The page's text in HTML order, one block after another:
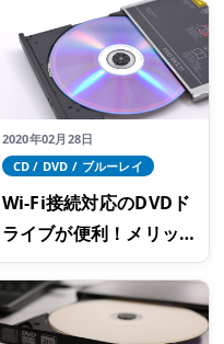
み方を解説
2020年02月28日
CD / DVD / ブルーレイ
Wi-Fi接続対応のDVDド
ライブが便利！メリッ
トや使用方法、注意点
とは？